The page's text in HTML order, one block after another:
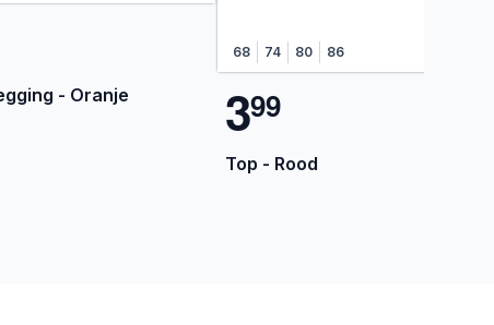
- Oranje
68 74 80 86
399
Top - Rood